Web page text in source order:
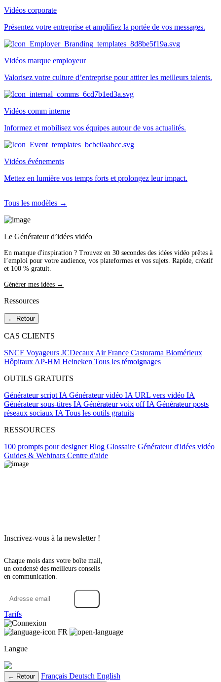
Vidéos corporate
Présentez votre entreprise et amplifiez la portée de vos messages.
Vidéos marque employeur
Valorisez votre culture d’entreprise pour attirer les meilleurs talents.
Vidéos comm interne
Informez et mobilisez vos équipes autour de vos actualités.
Vidéos événements
Mettez en lumière vos temps forts et prolongez leur impact.
Tous les modèles →
Le Générateur d’idées vidéo
En manque d'inspiration ? Trouvez en 30 secondes des idées vidéo prêtes à
l’emploi pour votre audience, vos plateformes et vos sujets. Rapide, créatif
et 100 % gratuit.
Générer mes idées →
Ressources
← Retour
CAS CLIENTS
SNCF Voyageurs JCDecaux Air France Castorama Biomérieux
Hôpitaux AP-HM Heineken Tous les témoignages
OUTILS GRATUITS
Générateur script IA Générateur vidéo IA URL vers vidéo IA
Générateur sous-titres IA Générateur voix off IA Générateur posts
réseaux sociaux IA Tous les outils gratuits
RESSOURCES
100 prompts pour designerBlog Glossaire Générateur d'idées vidéo
Guides & Webinars Centre d'aide
Inscrivez-vous à la newsletter !
Chaque mois dans votre boîte mail,
un condensé des meilleurs conseils
en communication.
Tarifs
Connexion
FR
Langue
← Retour Français Deutsch English